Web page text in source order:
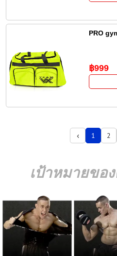
PRO
฿999
‹ 1 2
เป้าหมายขอ